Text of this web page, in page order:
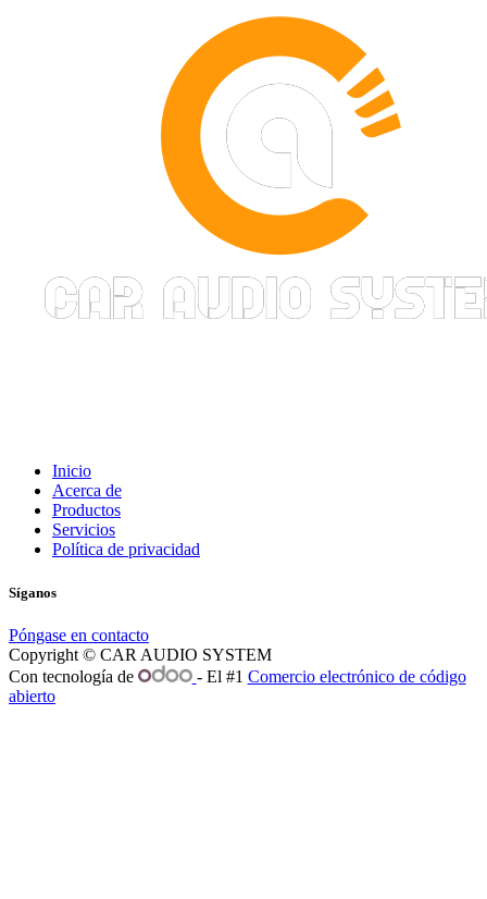
Inicio
Acerca de
Productos
Servicios
Política de privacidad
Síganos
Póngase en contacto
Copyright © CAR AUDIO SYSTEM
Con tecnología de
- El #1 Comercio electrónico de código
abierto